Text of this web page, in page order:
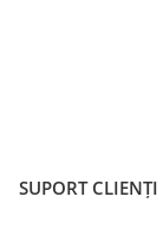
SUPORT CLIENȚI